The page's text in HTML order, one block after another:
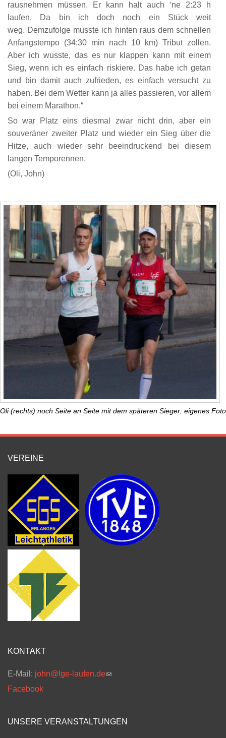
rausnehmen müssen. Er kann halt auch ‘ne 2:23 h
laufen. Da bin ich doch noch ein Stück weit
weg. Demzufolge musste ich hinten raus dem schnellen
Anfangstempo (34:30 min nach 10 km) Tribut zollen.
Aber ich wusste, das es nur klappen kann mit einem
Sieg, wenn ich es einfach riskiere. Das habe ich getan
und bin damit auch zufrieden, es einfach versucht zu
haben. Bei dem Wetter kann ja alles passieren, vor allem
bei einem Marathon.“
So war Platz eins diesmal zwar nicht drin, aber ein
souveräner zweiter Platz und wieder ein Sieg über die
Hitze, auch wieder sehr beeindruckend bei diesem
langen Temporennen.
(Oli, John)
Oli (rechts) noch Seite an Seite mit dem späteren Sieger; eigenes Foto
VEREINE
KONTAKT
E-Mail: john@lge-laufen.de(link sends e-mail)
Facebook
UNSERE VERANSTALTUNGEN